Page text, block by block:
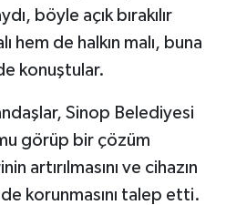
böyle açık bırakılır
hem de halkın malı, buna
konuştular.
Sinop Belediyesi
görüp bir çözüm
artırılmasını ve cihazın
korunmasını talep etti.